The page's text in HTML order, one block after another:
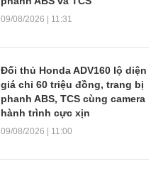
09/08/2026 | 11:31
Đối thủ Honda ADV160 lộ diện
giá chỉ 60 triệu đồng, trang bị
phanh ABS, TCS cùng camera
hành trình cực xịn
09/08/2026 | 11:00